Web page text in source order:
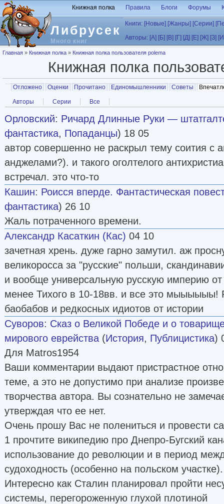
Перейти к основному содержанию
Либрусек
Много книг
Книжная полка Правила Блоги Форумы
Книги: [Новые] [Жанры] [Серии]
Авторы: [А] [Б] [В] [Г] [Д] [Е] [Ж] [З]
Вы здесь
Главная » Книжная полка » Книжная полка пользователя polema
Книжная полка
Главные вкладки
Отложено Оценки Прочитано Единомышленники Советы
Вторичные вкладки
Авторы Серии Все
Орловский: Ричард Длинные Руки —
фантастика, Попаданцы) 18 05
автор совершенно не раскрыл тему соития с
анджелами?). и такого оголтелого
встречал. это что-то
Кашин: Роисся вперде. Фантастическая
фантастика) 26 10
Жаль потраченного времени.
Александр Касаткин (Кас) 04 10
зачетная хрень. дуже гарно замутил. аж
великоросса за "русские" польши,
и вообще универсальную русскую империю
менее Тихого в 10-18вв. и все это мыыыыыы!
баобабов и редкосных идиотов от истории
Суворов: Сказ о Великой Победе и о
мирового еврейства (История, Публицистика)
Для Matros1954
Ваши комментарии выдают пристрастное
теме, а это не допустимо при анализе
творчества автора. Вы сознательно не
утверждая что ее нет.
Очень прошу Вас не полениться и провести
1 прочтите википедию про Днепро-Бугский
использование до революции и в период
судоходность (особенно на польском участке).
Интересно как Сталин планировал пройти
системы, перегороженную глухой плотиной